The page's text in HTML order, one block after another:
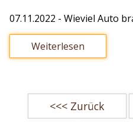
07.11.2022 - Wieviel Auto
Weiterlesen
<<< Zurück